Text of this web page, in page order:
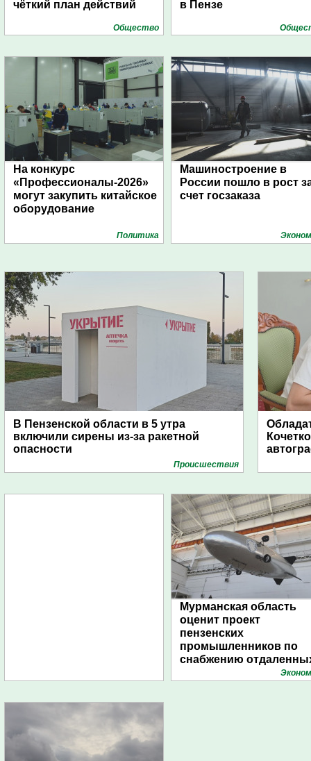
чёткий план действий
Общество
в Пензе
На конкурс
«Профессионалы-2026»
могут закупить китайское
оборудование
Политика
Машиностроение в
России пошло в рост
счет госзаказа
В Пензенской области в 5 утра
включили сирены из-за ракетной
опасности
Проиcшествия
Мурманская область
оценит проект
пензенских
промышленников по
снабжению
поселений с помощью